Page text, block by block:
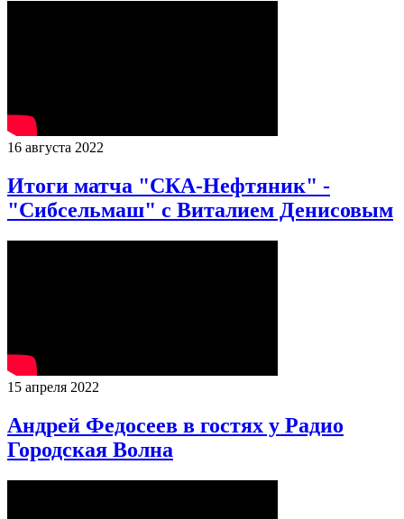
16 августа 2022
Итоги матча "СКА-Нефтяник" -
"Сибсельмаш" с Виталием Денисовым
15 апреля 2022
Андрей Федосеев в гостях у Радио
Городская Волна